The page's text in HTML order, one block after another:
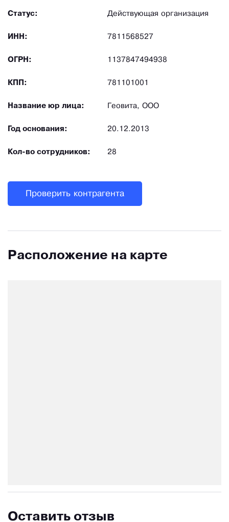
Статус: Действующая организация
ИНН: 7811568527
ОГРН: 1137847494938
КПП: 781101001
Название юр лица: Геовита, ООО
Год основания: 20.12.2013
Кол-во сотрудников: 28
Проверить контрагента
Расположение на карте
Оставить отзыв